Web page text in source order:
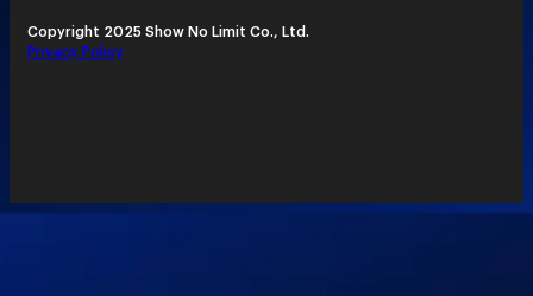
Copyright 2025 Show No Limit Co., Ltd.
Privacy Policy